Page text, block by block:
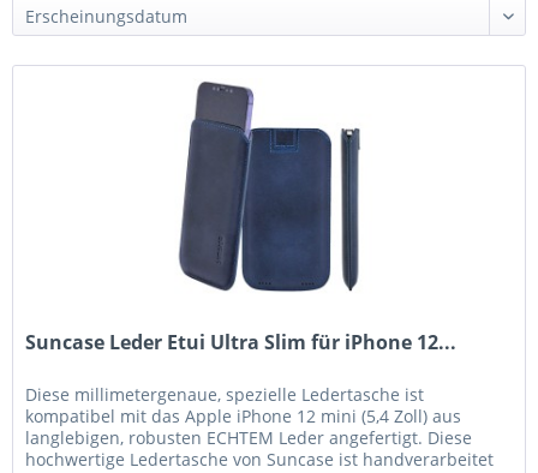
Suncase Leder Etui Ultra Slim für iPhone 12...
Diese millimetergenaue, spezielle Ledertasche ist
kompatibel mit das Apple iPhone 12 mini (5,4 Zoll) aus
langlebigen, robusten ECHTEM Leder angefertigt. Diese
hochwertige Ledertasche von Suncase ist handverarbeitet